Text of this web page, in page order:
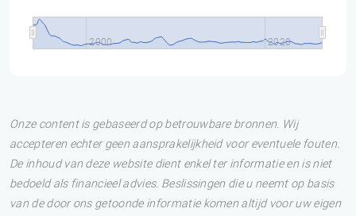
2000 2020
Onze content is gebaseerd op betrouwbare bronnen. Wij
accepteren echter geen aansprakelijkheid voor eventuele fouten.
De inhoud van deze website dient enkel ter informatie en is niet
bedoeld als financieel advies. Beslissingen die u neemt op basis
van de door ons getoonde informatie komen altijd voor uw eigen